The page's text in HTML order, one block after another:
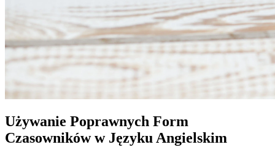
Używanie Poprawnych Form
Czasowników w Języku Angielskim